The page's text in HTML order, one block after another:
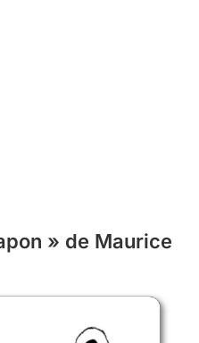
» de Maurice